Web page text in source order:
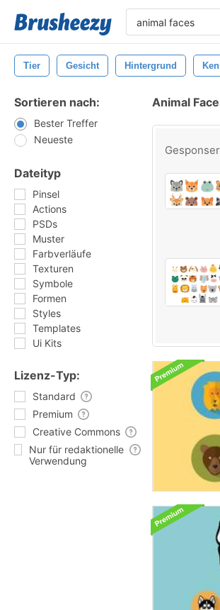
Tier Gesicht Hintergrund
Sortieren nach:
Bester Treffer
Neueste
Dateityp
Pinsel
Actions
PSDs
Muster
Farbverläufe
Texturen
Symbole
Formen
Styles
Templates
Ui Kits
Lizenz-Typ:
Standard
Premium
Creative Commons
Nur für redaktionelle
Verwendung
Animal